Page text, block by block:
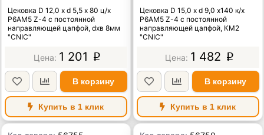
Цековка D 12,0 х d 5,5 х 80 ц/х
Р6АМ5 Z-4 с постоянной
направляющей цапфой, dхв 8мм
"CNIC"
1 201 p
В корзину
Купить в 1 клик
Цековка D 15,0 х d 9,0 х140 к/х
Р6АМ5 Z-4 с постоянной
направляющей цапфой, КМ2
"CNIC"
1 482 p
В корзину
Купить в 1 клик